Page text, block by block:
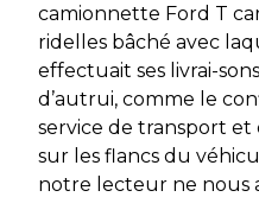
camionnette Ford T
ridelles bâché avec
effectuait ses livrai-
d’autrui, comme le
service de transport et
sur les flancs du
notre lecteur ne nous